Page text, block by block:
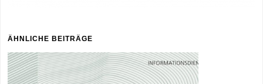
ÄHNLICHE BEITRÄGE